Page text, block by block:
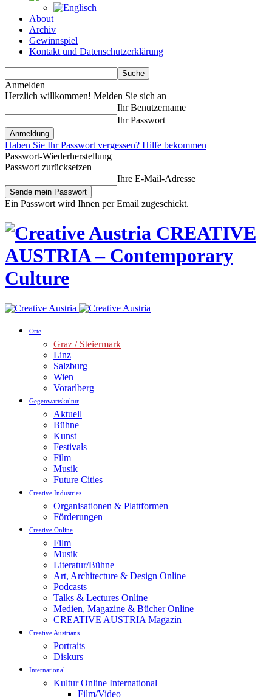
About
Archiv
Gewinnspiel
Kontakt und Datenschutzerklärung
Anmelden
Herzlich willkommen! Melden Sie sich an
Ihr Benutzername
Ihr Passwort
Haben Sie Ihr Passwort vergessen? Hilfe bekommen
Passwort-Wiederherstellung
Passwort zurücksetzen
Ihre E-Mail-Adresse
Ein Passwort wird Ihnen per Email zugeschickt.
CREATIVE
AUSTRIA – Contemporary
Culture
Orte
Graz / Steiermark
Linz
Salzburg
Wien
Vorarlberg
Gegenwartskultur
Aktuell
Bühne
Kunst
Festivals
Film
Musik
Future Cities
Creative Industries
Organisationen & Plattformen
Förderungen
Creative Online
Film
Musik
Literatur/Bühne
Art, Architecture & Design Online
Podcasts
Talks & Lectures Online
Medien, Magazine & Bücher Online
CREATIVE AUSTRIA Magazin
Creative Austrians
Portraits
Diskurs
International
Kultur Online International
Film/Video